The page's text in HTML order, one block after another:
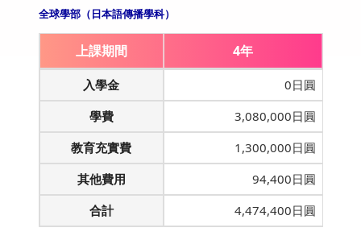
全球學部（日本語傳播學科）
上課期間 4年
入學金
0日圓
學費
3,080,000日圓
教育充實費
1,300,000日圓
其他費用
94,400日圓
合計
4,474,400日圓